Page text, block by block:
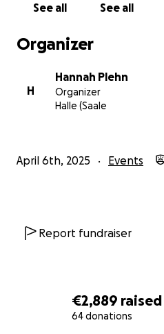
€2,889 raised
64 donations
See all See all
Organizer
H
Hannah Plehn
Organizer
Halle (Saale
April 6th, 2025 Events
Report fundraiser